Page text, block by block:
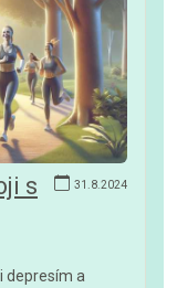
31.8.2024
s
depresím a